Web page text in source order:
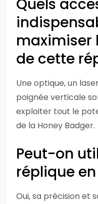
Quels
maximiser
de cette
Une optique, un
poignée verticale
exploiter tout le
de la Honey Badger.
Peut-on
réplique
Oui, sa précision et